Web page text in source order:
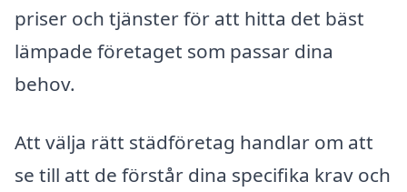
priser och tjänster för att hitta det bäst
lämpade företaget som passar dina
behov.
Att välja rätt städföretag handlar om att
se till att de förstår dina specifika krav och